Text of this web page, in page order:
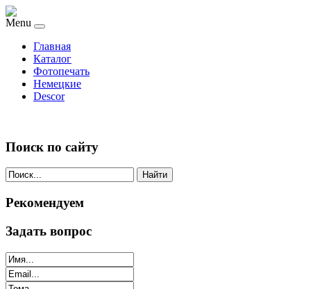
Menu
Главная
Каталог
Фотопечать
Немецкие
Descor
Поиск по сайту
Найти
Рекомендуем
Задать вопрос